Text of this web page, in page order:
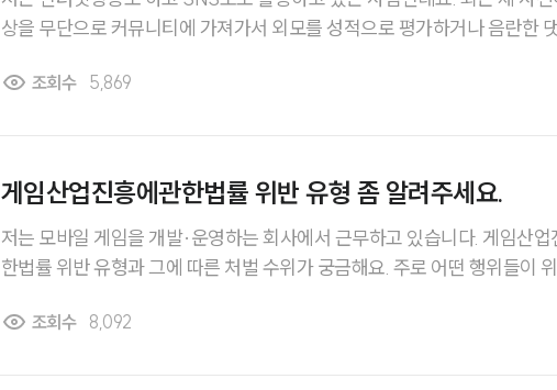
상을 무단으로 커뮤니티에 가져가서 외모를 성적으로 평가하거나 음란한
거나 채팅창에 음담패설을 남기기도 합니다. 이런 경우도 인터넷성희롱으로
조회수 5,869
게임산업진흥에관한법률 위반 유형 좀 알려주세요.
저는 모바일 게임을 개발·운영하는 회사에서 근무하고 있습니다. 게임산
한법률 위반 유형과 그에 따른 처벌 수위가 궁금해요. 주로 어떤 행위들이
조회수 8,092